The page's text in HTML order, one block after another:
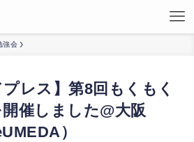
強会
プレス】第8回もくもく
催しました@大阪
）